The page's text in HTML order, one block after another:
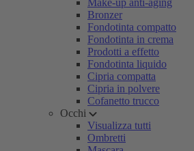
Make-up anti-aging
Bronzer
Fondotinta compatto
Fondotinta in crema
Prodotti a effetto
Fondotinta liquido
Cipria compatta
Cipria in polvere
Cofanetto trucco
Occhi
Visualizza tutti
Ombretti